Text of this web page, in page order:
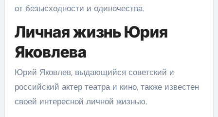
от безысходности и одиночества.
Личная жизнь Юрия
Яковлева
Юрий Яковлев, выдающийся советский и
российский актер театра и кино, также известен
своей интересной личной жизнью.